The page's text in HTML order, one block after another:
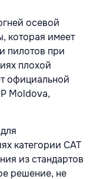
осевой
которая имеет
пилотов при
плохой
официальной
Moldova,
категории CAT
из стандартов
решение, не